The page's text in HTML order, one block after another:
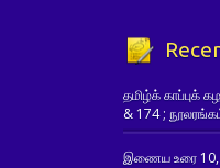
தமிழ்க்
& 174 ;
இணைய உரை 10,